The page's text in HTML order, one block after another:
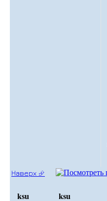
Наверх ⮵
ksu ksu